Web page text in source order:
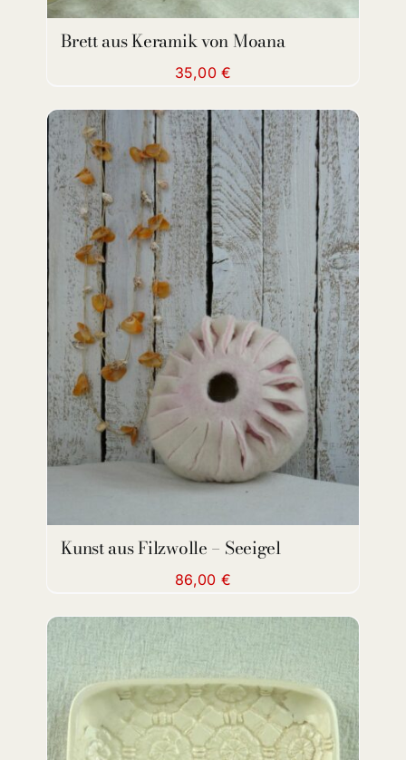
Brett aus Keramik von Moana
35,00€
ADD TO CART / DETAILS
Kunst aus Filzwolle – Seeigel
86,00 €